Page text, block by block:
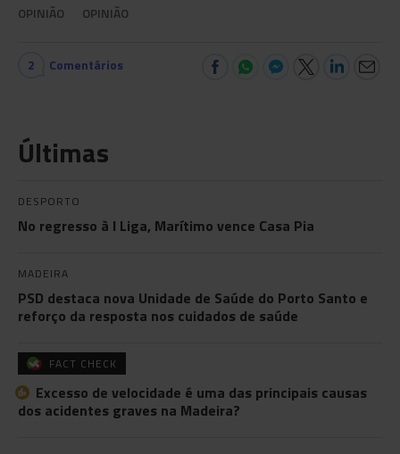
OPINIÃO OPINIÃO
2 Comentários
Últimas
DESPORTO
No regresso à I Liga, Marítimo vence Casa Pia
MADEIRA
PSD destaca nova Unidade de Saúde do Porto Santo e
reforço da resposta nos cuidados de saúde
FACT CHECK
Excesso de velocidade é uma das principais causas
dos acidentes graves na Madeira?